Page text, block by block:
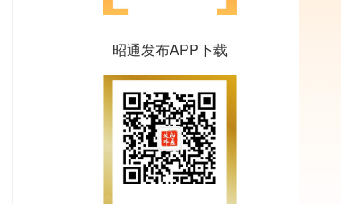
昭通发布APP下载